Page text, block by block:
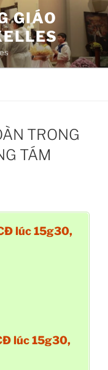
GIÁO
TRONG
TÁM
lúc 15g30,
lúc 15g30,